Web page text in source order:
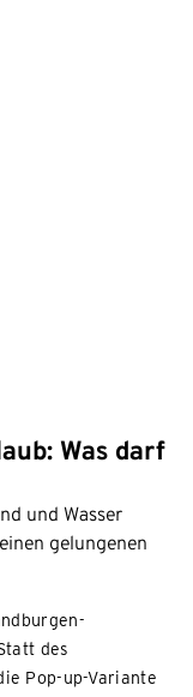
Was darf
und Wasser
gelungenen
des
Pop-up-Variante